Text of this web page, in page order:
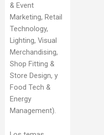
& Event
Marketing, Retail
Technology,
Lighting, Visual
Merchandising,
Shop Fitting &
Store Design, y
Food Tech &
Energy
Management).